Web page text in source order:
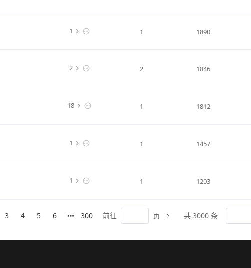
1 1 1890
2 2 1846
18 1 1812
1 1 1457
1 1 1203
3 4 5 6 300 前往 页 共 3000 条